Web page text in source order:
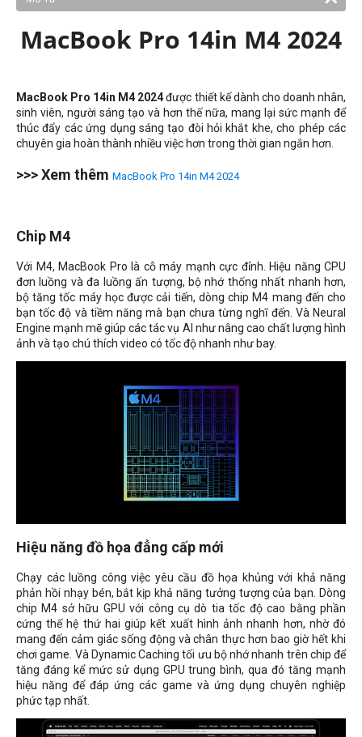
MacBook Pro 14in M4 2024
MacBook Pro 14in M4 2024được thiết kế dành cho doanh nhân,
sinh viên, người sáng tạo và hơn thế nữa, mang lại sức mạnh để
thúc đẩy các ứng dụng sáng tạo đòi hỏi khắt khe, cho phép các
chuyên gia hoàn thành nhiều việc hơn trong thời gian ngắn hơn.
>>> Xem thêm MacBook Pro 14in M4 2024
Chip M4
Với M4, MacBook Pro là cỗ máy mạnh cực đỉnh. Hiệu năng CPU
đơn luồng và đa luồng ấn tượng, bộ nhớ thống nhất nhanh hơn,
bộ tăng tốc máy học được cải tiến, dòng chip M4 mang đến cho
bạn tốc độ và tiềm năng mà bạn chưa từng nghĩ đến. Và Neural
Engine mạnh mẽ giúp các tác vụ AI như nâng cao chất lượng hình
ảnh và tạo chú thích video có tốc độ nhanh như bay.
Hiệu năng đồ họa đẳng cấp mới
Chạy các luồng công việc yêu cầu đồ họa khủng với khả năng
phản hồi nhạy bén, bắt kịp khả năng tưởng tượng của bạn. Dòng
chip M4 sở hữu GPU với công cụ dò tia tốc độ cao bằng phần
cứng thế hệ thứ hai giúp kết xuất hình ảnh nhanh hơn, nhờ đó
mang đến cảm giác sống động và chân thực hơn bao giờ hết khi
chơi game. Và Dynamic Caching tối ưu bộ nhớ nhanh trên chip để
tăng đáng kể mức sử dụng GPU trung bình, qua đó tăng mạnh
hiệu năng để đáp ứng các game và ứng dụng chuyên nghiệp
phức tạp nhất.